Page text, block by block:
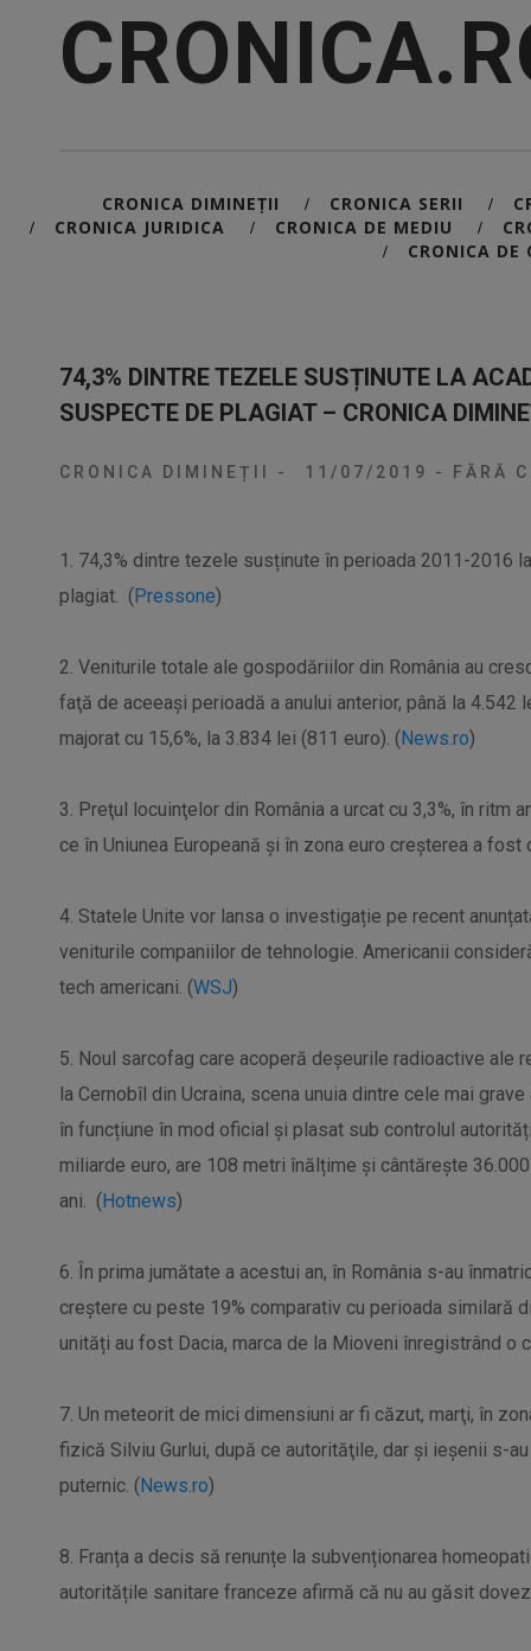
CRONICA DIMINEȚII / CRONICA SERII /
/ CRONICA JURIDICA / CRONICA DE MEDIU /
/ CRONICA DE
74,3% DINTRE TEZELE SUSȚINUTE LA
SUSPECTE DE PLAGIAT – CRONICA
CRONICA DIMINEȚII - 11/07/2019 - FĂRĂ
1. 74,3% dintre tezele susținute în perioada 2011-2016
plagiat. (Pressone)
2. Veniturile totale ale gospodăriilor din România au
faţă de aceeaşi perioadă a anului anterior, până la 4.542
majorat cu 15,6%, la 3.834 lei (811 euro). (News.ro)
3. Preţul locuinţelor din România a urcat cu 3,3%, în ritm
ce în Uniunea Europeană şi în zona euro creşterea a fost
4. Statele Unite vor lansa o investigație pe recent
veniturile companiilor de tehnologie. Americanii
tech americani. (WSJ)
5. Noul sarcofag care acoperă deșeurile radioactive ale
la Cernobîl din Ucraina, scena unuia dintre cele mai
în funcțiune în mod oficial și plasat sub controlul
miliarde euro, are 108 metri înălțime și cântărește
ani. (Hotnews)
6. În prima jumătate a acestui an, în România s-au
creștere cu peste 19% comparativ cu perioada similară
unități au fost Dacia, marca de la Mioveni înregistrând o
7. Un meteorit de mici dimensiuni ar fi căzut, marţi, în
fizică Silviu Gurlui, după ce autorităţile, dar şi ieşenii s-
puternic. (News.ro)
8. Franța a decis să renunțe la subvenționarea
autoritățile sanitare franceze afirmă că nu au găsit